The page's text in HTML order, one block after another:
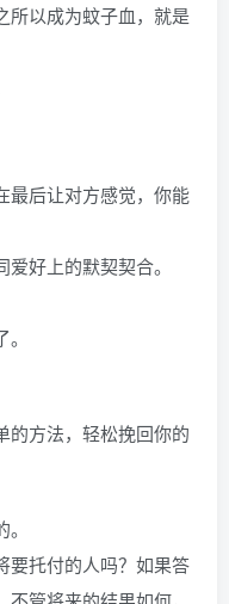
所以成为蚊子血，就是
最后让对方感觉，你能
好上的默契契合。
的方法，轻松挽回你的
要托付的人吗？如果答